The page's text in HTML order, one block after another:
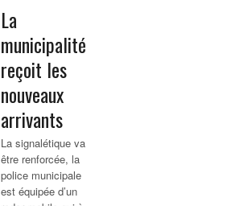
La
municipalité
reçoit les
nouveaux
arrivants
La signalétique va
être renforcée, la
police municipale
est équipée d’un